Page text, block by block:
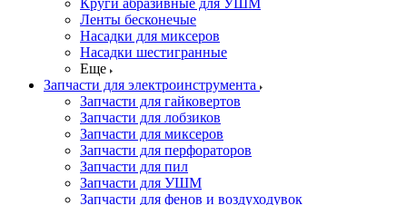
Круги абразивные для УШМ
Ленты бесконечые
Насадки для миксеров
Насадки шестигранные
Еще
Запчасти для электроинструмента
Запчасти для гайковертов
Запчасти для лобзиков
Запчасти для миксеров
Запчасти для перфораторов
Запчасти для пил
Запчасти для УШМ
Запчасти для фенов и воздуходувок